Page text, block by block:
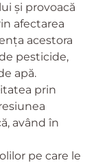
și provoacă
afectarea
acestora
pesticide,
apă.
prin
având în
pe care le